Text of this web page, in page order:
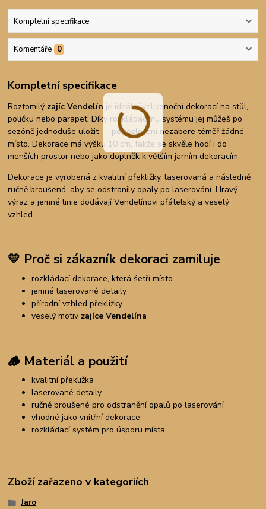
Kompletní specifikace
Komentáře 0
Kompletní specifikace
Roztomilý zajíc Vendelín je ideální velikonoční dekorací na stůl,
poličku nebo parapet. Díky rozkládacímu systému jej můžeš po
sezóně jednoduše uložit — po rozložení nezabere téměř žádné
místo. Dekorace má výšku 10 cm, takže se skvěle hodí i do
menších prostor nebo jako doplněk k větším jarním dekoracím.
Dekorace je vyrobená z kvalitní překližky, laserovaná a následně
ručně broušená, aby se odstranily opaly po laserování. Hravý
výraz a jemné linie dodávají Vendelínovi přátelský a veselý
vzhled.
💛 Proč si zákazník dekoraci zamiluje
rozkládací dekorace, která šetří místo
jemné laserované detaily
přírodní vzhled překližky
veselý motiv zajíce Vendelína
🪵 Materiál a použití
kvalitní překližka
laserované detaily
ručně broušené pro odstranění opalů po laserování
vhodné jako vnitřní dekorace
rozkládací systém pro úsporu místa
Zboží zařazeno v kategoriích
Jaro